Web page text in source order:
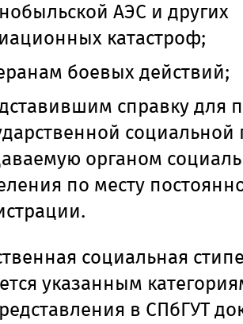
АЭС и других
катастроф;
боевых действий;
справку для
органом
по месту
социальная
указанным
в СПбГУТ